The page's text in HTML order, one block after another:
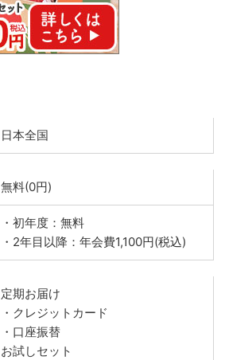
日本全国
無料(0円)
・初年度：無料
・2年目以降：年会費1,100円(税込)
定期お届け
・クレジットカード
・口座振替
お試しセット